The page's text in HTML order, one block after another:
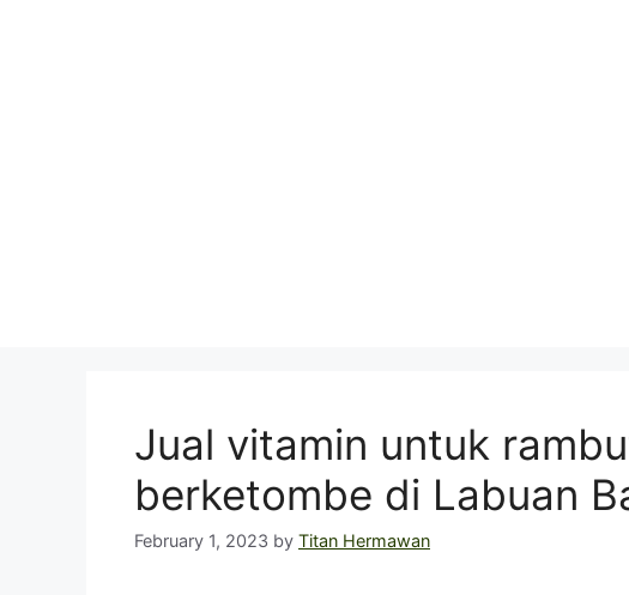
Jual vitamin untuk
berketombe di Labuan
February 1, 2023 by Titan Hermawan